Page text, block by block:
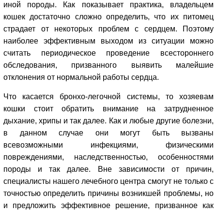
иной породы. Как показывает практика, владельцем
кошек достаточно сложно определить, что их питомец
страдает от некоторых проблем с сердцем. Поэтому
наиболее эффективным выходом из ситуации можно
считать периодическое проведение всестороннего
обследования, призванного выявить малейшие
отклонения от нормальной работы сердца.
Что касается бронхо-легочной системы, то хозяевам
кошки стоит обратить внимание на затрудненное
дыхание, хрипы и так далее. Как и любые другие болезни,
в данном случае они могут быть вызваны
всевозможными инфекциями, физическими
повреждениями, наследственностью, особенностями
породы и так далее. Вне зависимости от причин,
специалисты нашего лечебного центра смогут не только с
точностью определить причины возникшей проблемы, но
и предложить эффективное решение, призванное как